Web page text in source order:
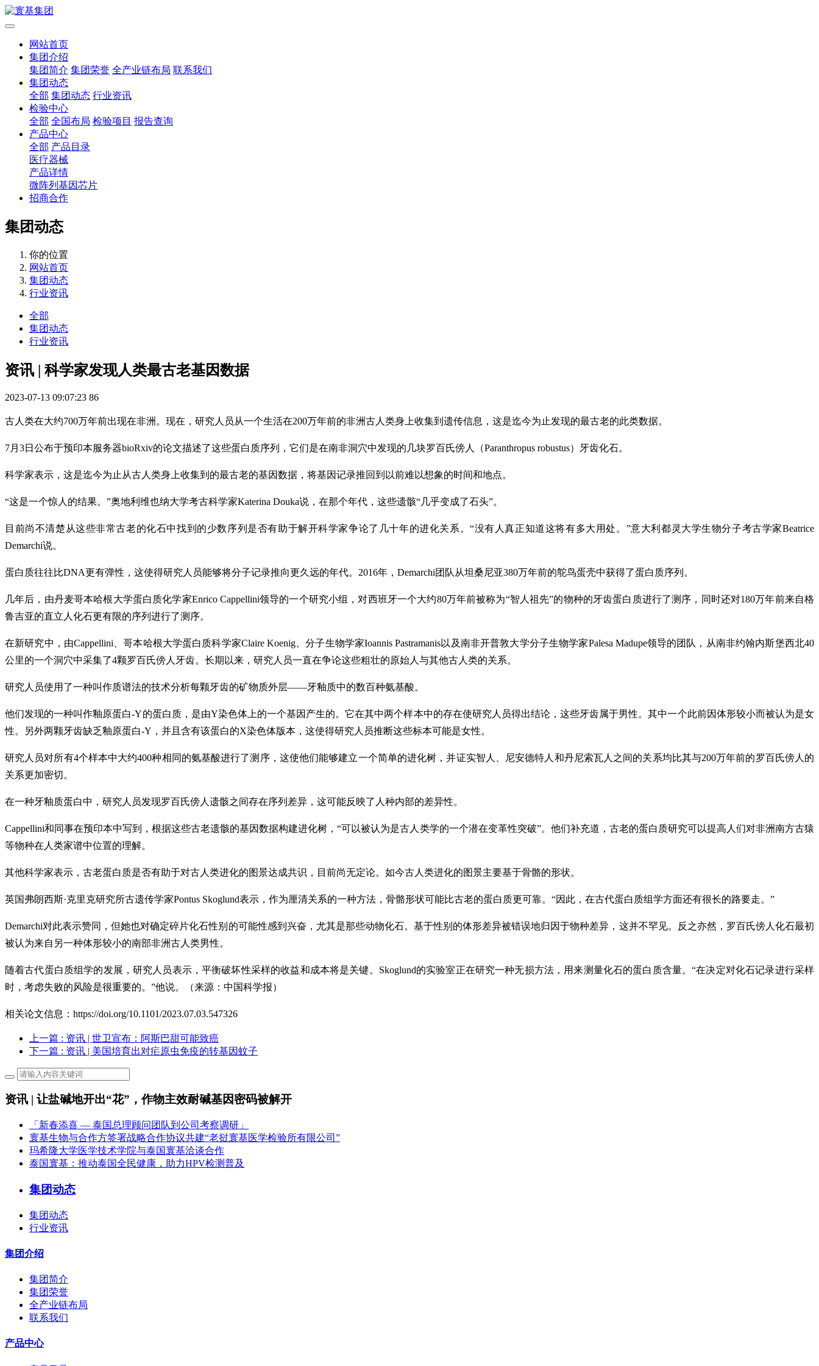
网站首页
集团介绍
集团简介 集团荣誉 全产业链布局 联系我们
集团动态
全部 集团动态 行业资讯
检验中心
全部 全国布局 检验项目 报告查询
产品中心
全部 产品目录
医疗器械
产品详情
微阵列基因芯片
招商合作
集团动态
你的位置
网站首页
集团动态
行业资讯
全部
集团动态
行业资讯
资讯 | 科学家发现人类最古老基因数据
2023-07-13 09:07:23 86
古人类在大约700万年前出现在非洲。现在，研究人员从一个生活在200万年前的非洲古人类身上收集到遗传信息，这是迄今为止发现的最古老的此类数据。
7月3日公布于预印本服务器bioRxiv的论文描述了这些蛋白质序列，它们是在南非洞穴中发现的几块罗百氏傍人（Paranthropus robustus）牙齿化石。
科学家表示，这是迄今为止从古人类身上收集到的最古老的基因数据，将基因记录推回到以前难以想象的时间和地点。
“这是一个惊人的结果。”奥地利维也纳大学考古科学家Katerina Douka说，在那个年代，这些遗骸“几乎变成了石头”。
目前尚不清楚从这些非常古老的化石中找到的少数序列是否有助于解开科学家争论了几十年的进化关系。“没有人真正知道这将有多大用处。”意大利都灵大学生物分子考古学家Beatrice
Demarchi说。
蛋白质往往比DNA更有弹性，这使得研究人员能够将分子记录推向更久远的年代。2016年，Demarchi团队从坦桑尼亚380万年前的鸵鸟蛋壳中获得了蛋白质序列。
几年后，由丹麦哥本哈根大学蛋白质化学家Enrico Cappellini领导的一个研究小组，对西班牙一个大约80万年前被称为“智人祖先”的物种的牙齿蛋白质进行了测序，同时还对180万年前来自格
鲁吉亚的直立人化石更有限的序列进行了测序。
在新研究中，由Cappellini、哥本哈根大学蛋白质科学家Claire Koenig、分子生物学家Ioannis Pastramanis以及南非开普敦大学分子生物学家Palesa Madupe领导的团队，从南非约翰内斯堡西北40
公里的一个洞穴中采集了4颗罗百氏傍人牙齿。长期以来，研究人员一直在争论这些粗壮的原始人与其他古人类的关系。
研究人员使用了一种叫作质谱法的技术分析每颗牙齿的矿物质外层——牙釉质中的数百种氨基酸。
他们发现的一种叫作釉原蛋白-Y的蛋白质，是由Y染色体上的一个基因产生的。它在其中两个样本中的存在使研究人员得出结论，这些牙齿属于男性。其中一个此前因体形较小而被认为是女
性。另外两颗牙齿缺乏釉原蛋白-Y，并且含有该蛋白的X染色体版本，这使得研究人员推断这些标本可能是女性。
研究人员对所有4个样本中大约400种相同的氨基酸进行了测序，这使他们能够建立一个简单的进化树，并证实智人、尼安德特人和丹尼索瓦人之间的关系均比其与200万年前的罗百氏傍人的
关系更加密切。
在一种牙釉质蛋白中，研究人员发现罗百氏傍人遗骸之间存在序列差异，这可能反映了人种内部的差异性。
Cappellini和同事在预印本中写到，根据这些古老遗骸的基因数据构建进化树，“可以被认为是古人类学的一个潜在变革性突破”。他们补充道，古老的蛋白质研究可以提高人们对非洲南方古猿
等物种在人类家谱中位置的理解。
其他科学家表示，古老蛋白质是否有助于对古人类进化的图景达成共识，目前尚无定论。如今古人类进化的图景主要基于骨骼的形状。
英国弗朗西斯·克里克研究所古遗传学家Pontus Skoglund表示，作为厘清关系的一种方法，骨骼形状可能比古老的蛋白质更可靠。“因此，在古代蛋白质组学方面还有很长的路要走。”
Demarchi对此表示赞同，但她也对确定碎片化石性别的可能性感到兴奋，尤其是那些动物化石。基于性别的体形差异被错误地归因于物种差异，这并不罕见。反之亦然，罗百氏傍人化石最初
被认为来自另一种体形较小的南部非洲古人类男性。
随着古代蛋白质组学的发展，研究人员表示，平衡破坏性采样的收益和成本将是关键。Skoglund的实验室正在研究一种无损方法，用来测量化石的蛋白质含量。“在决定对化石记录进行采样
时，考虑失败的风险是很重要的。”他说。（来源：中国科学报）
相关论文信息：https://doi.org/10.1101/2023.07.03.547326
上一篇 : 资讯 | 世卫宣布：阿斯巴甜可能致癌
下一篇 : 资讯 | 美国培育出对疟原虫免疫的转基因蚊子
资讯 | 让盐碱地开出“花”，作物主效耐碱基因密码被解开
「新春添喜 — 泰国总理顾问团队到公司考察调研」
寰基生物与合作方签署战略合作协议共建“老挝寰基医学检验所有限公司”
玛希隆大学医学技术学院与泰国寰基洽谈合作
泰国寰基：推动泰国全民健康，助力HPV检测普及
集团动态
集团动态
行业资讯
集团介绍
集团简介
集团荣誉
全产业链布局
联系我们
产品中心